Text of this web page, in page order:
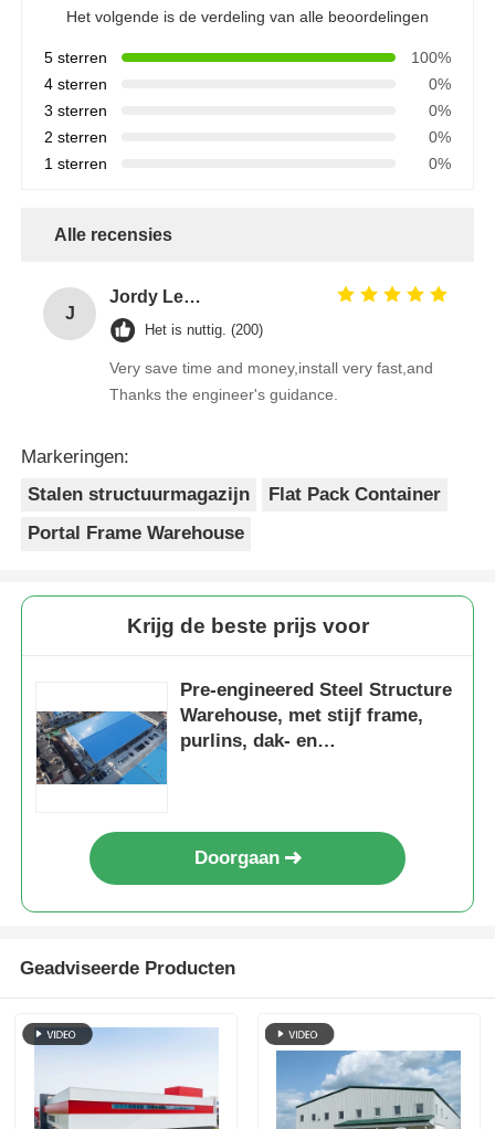
Het volgende is de verdeling van alle beoordelingen
5 sterren
100%
4 sterren
0%
3 sterren
0%
2 sterren
0%
1 sterren
0%
Alle recensies
J
Jordy Leong
Het is nuttig. (200)
Very save time and money,install very fast,and
Thanks the engineer's guidance.
Markeringen:
Stalen structuurmagazijn
Flat Pack Container
Portal Frame Warehouse
Krijg de beste prijs voor
Pre-engineered Steel Structure
Warehouse, met stijf frame,
purlins, dak- en
Doorgaan
Geadviseerde Producten